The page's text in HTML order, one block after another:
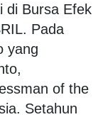
di Bursa Efek
Pada
yang
of the
Setahun